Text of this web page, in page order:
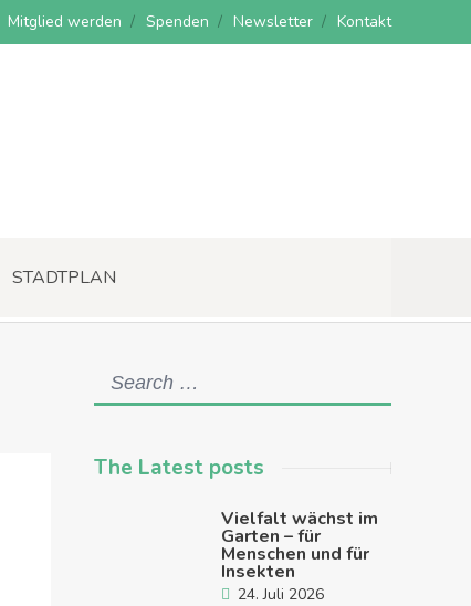
Mitglied werden Spenden Newsletter Kontakt
STADTPLAN
The Latest posts
Vielfalt wächst im
Garten – für
Menschen und für
Insekten
24. Juli 2026